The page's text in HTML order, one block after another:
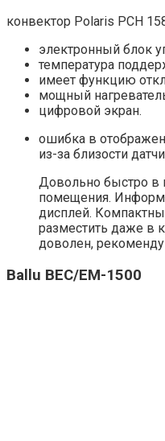
конвектор Polaris PCH
электронный блок
температура
имеет функцию
мощный
цифровой экран.
ошибка в
из-за близости
Довольно быстро в
помещения.
дисплей.
разместить даже в
доволен,
Ballu BEC/EM-1500